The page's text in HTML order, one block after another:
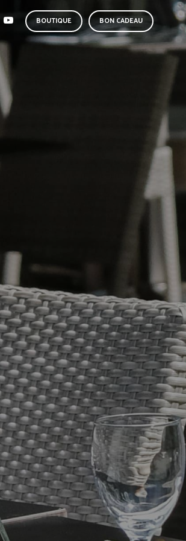
BOUTIQUE BON CADEAU